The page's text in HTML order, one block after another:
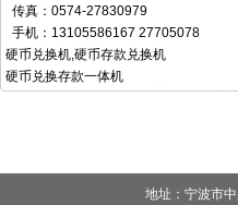
传真：0574-27830979
手机：13105586167 27705078
硬币兑换机,硬币存款兑换机
硬币兑换存款一体机
地址：宁波市